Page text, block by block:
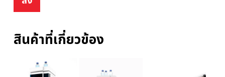
สินค้าที่เกี่ยวข้อง